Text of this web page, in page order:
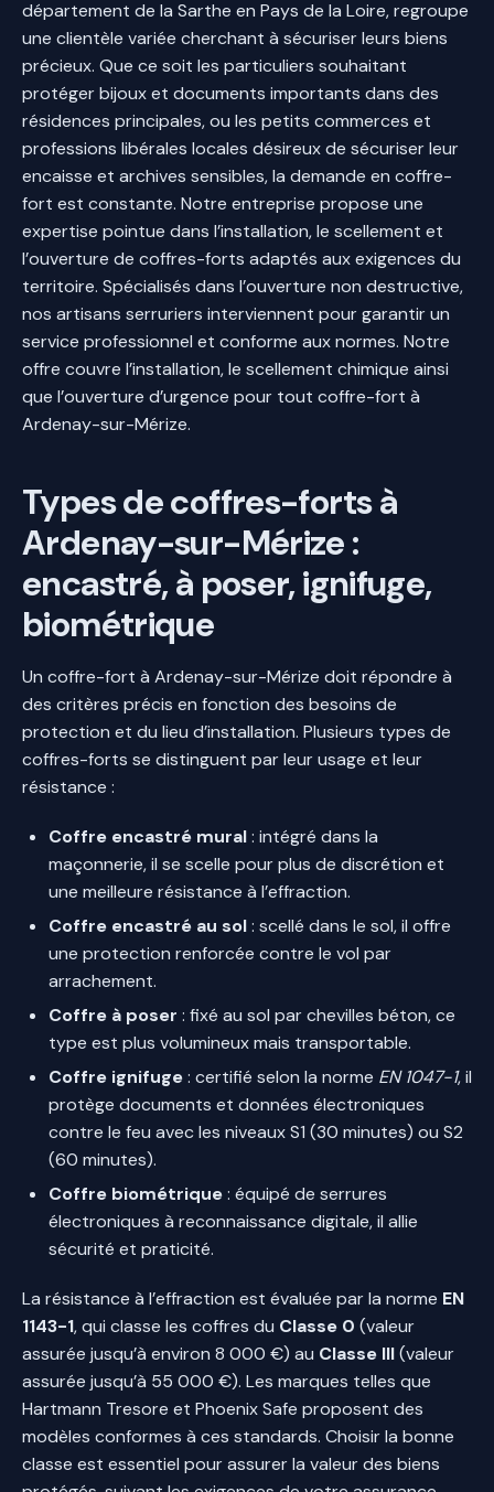
département de la Sarthe en Pays de la Loire, regroupe
une clientèle variée cherchant à sécuriser leurs biens
précieux. Que ce soit les particuliers souhaitant
protéger bijoux et documents importants dans des
résidences principales, ou les petits commerces et
professions libérales locales désireux de sécuriser leur
encaisse et archives sensibles, la demande en coffre-
fort est constante. Notre entreprise propose une
expertise pointue dans l’installation, le scellement et
l’ouverture de coffres-forts adaptés aux exigences du
territoire. Spécialisés dans l’ouverture non destructive,
nos artisans serruriers interviennent pour garantir un
service professionnel et conforme aux normes. Notre
offre couvre l’installation, le scellement chimique ainsi
que l’ouverture d’urgence pour tout coffre-fort à
Ardenay-sur-Mérize.
Types de coffres-forts à
Ardenay-sur-Mérize :
encastré, à poser, ignifuge,
biométrique
Un coffre-fort à Ardenay-sur-Mérize doit répondre à
des critères précis en fonction des besoins de
protection et du lieu d’installation. Plusieurs types de
coffres-forts se distinguent par leur usage et leur
résistance :
Coffre encastré mural: intégré dans la
maçonnerie, il se scelle pour plus de discrétion et
une meilleure résistance à l’effraction.
Coffre encastré au sol: scellé dans le sol, il offre
une protection renforcée contre le vol par
arrachement.
Coffre à poser : fixé au sol par chevilles béton, ce
type est plus volumineux mais transportable.
Coffre ignifuge: certifié selon la norme EN 1047-1, il
protège documents et données électroniques
contre le feu avec les niveaux S1 (30 minutes) ou S2
(60 minutes).
Coffre biométrique: équipé de serrures
électroniques à reconnaissance digitale, il allie
sécurité et praticité.
La résistance à l’effraction est évaluée par la norme EN
1143-1, qui classe les coffres du Classe 0 (valeur
assurée jusqu’à environ 8 000 €) au Classe III(valeur
assurée jusqu’à 55 000 €). Les marques telles que
Hartmann Tresore et Phoenix Safe proposent des
modèles conformes à ces standards. Choisir la bonne
classe est essentiel pour assurer la valeur des biens